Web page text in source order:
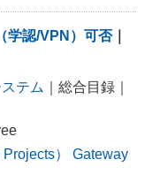
学認/VPN）可否｜
テム
｜総合目録｜
） Gateway